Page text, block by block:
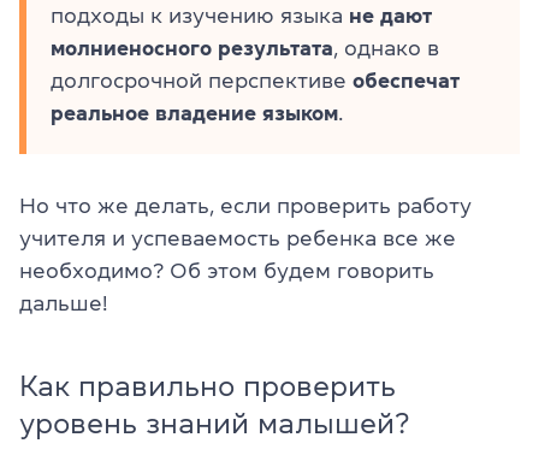
подходы к изучению языка не дают
молниеносного результата, однако в
долгосрочной перспективе обеспечат
реальное владение языком.
Но что же делать, если проверить работу
учителя и успеваемость ребенка все же
необходимо? Об этом будем говорить
дальше!
Как правильно проверить
уровень знаний малышей?